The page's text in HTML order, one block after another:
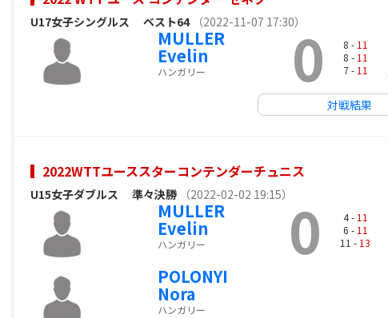
U17女子シングルス ベスト64 （2022-11-07 17:30）
MULLER
Evelin
ハンガリー 0 8 - 11
8 - 11
7 - 11
対戦結果
2022WTTユーススターコンテンダーチュニス
U15女子ダブルス 準々決勝 （2022-02-02 19:15）
MULLER
Evelin
ハンガリー
POLONYI
Nora
ハンガリー
0 4 - 11
6 - 11
11 - 13